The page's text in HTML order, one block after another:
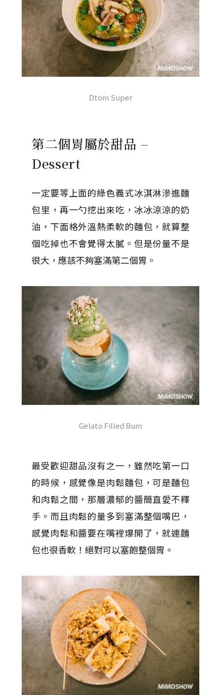
Dtom Super
第二個胃屬於甜品 –
Dessert
一定要等上面的綠色義式冰淇淋滲進麵
包里，再一勺挖出來吃，冰冰涼涼的奶
油，下面格外溫熱柔軟的麵包，就算整
個吃掉也不會覺得太膩。但是份量不是
很大，應該不夠塞滿第二個胃。
Gelato Filled Bum
最受歡迎甜品沒有之一，雖然吃第一口
的時候，感覺像是肉鬆麵包，可是麵包
和肉鬆之間，那層濃郁的醬簡直愛不釋
手。而且肉鬆的量多到塞滿整個嘴巴，
感覺肉鬆和醬要在嘴裡爆開了，就連麵
包也很香軟！絕對可以塞飽整個胃。